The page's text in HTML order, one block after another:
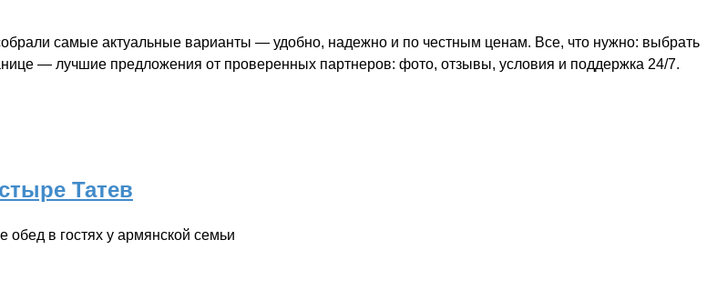
самые актуальные варианты — удобно, надежно и по честным ценам. Все, что нужно: выбрать
— лучшие предложения от проверенных партнеров: фото, отзывы, условия и поддержка 24/7.
Татев
в гостях у армянской семьи